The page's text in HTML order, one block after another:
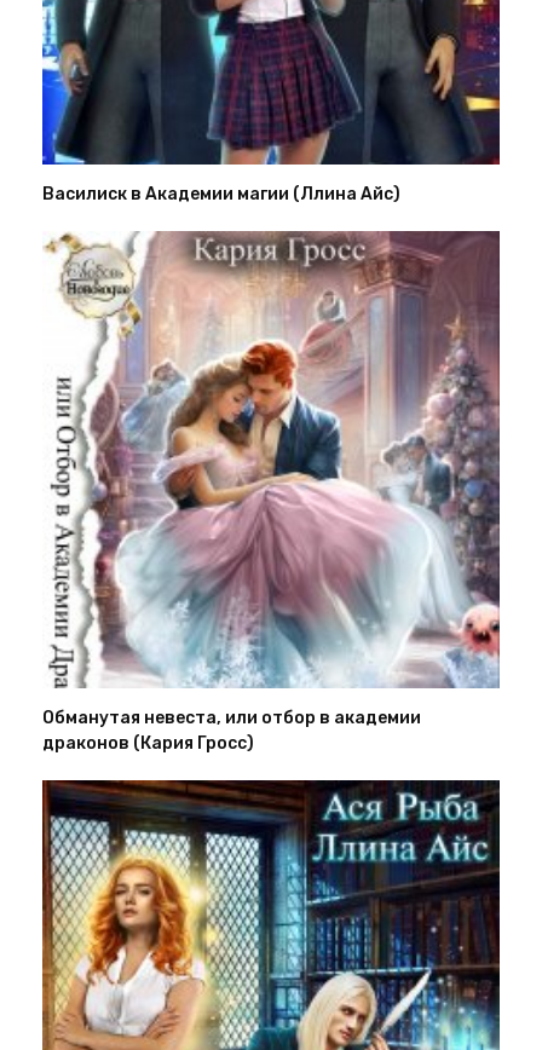
Василиск в Академии магии (Ллина Айс)
Обманутая невеста, или отбор в академии
драконов (Кария Гросс)